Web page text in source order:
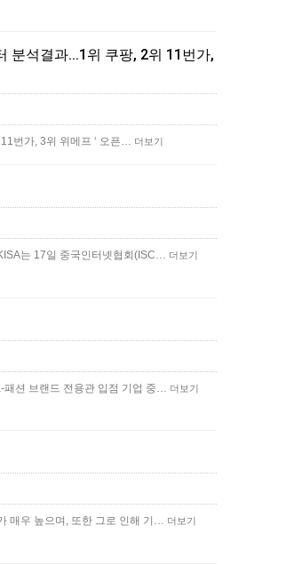
분석결과...1위 쿠팡, 2위 11번가,
번가, 3위 위메프 ‘ 오픈… 더보기
는 17일 중국인터넷협회(ISC… 더보기
패션 브랜드 전용관 입점 기업 중… 더보기
매우 높으며, 또한 그로 인해 기… 더보기